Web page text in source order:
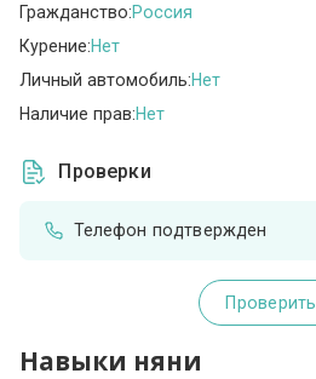
Гражданство:Россия
Курение:Нет
Личный автомобиль:Нет
Наличие прав:Нет
Проверки
Телефон подтвержден
Проверить
Навыки няни